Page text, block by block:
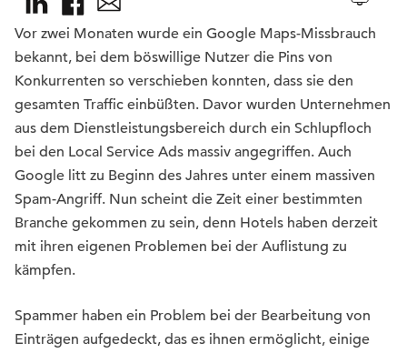
Vor zwei Monaten wurde ein Google Maps-Missbrauch
bekannt, bei dem böswillige Nutzer die Pins von
Konkurrenten so verschieben konnten, dass sie den
gesamten Traffic einbüßten. Davor wurden Unternehmen
aus dem Dienstleistungsbereich durch ein Schlupfloch
bei den Local Service Ads massiv angegriffen. Auch
Google litt zu Beginn des Jahres unter einem massiven
Spam-Angriff. Nun scheint die Zeit einer bestimmten
Branche gekommen zu sein, denn Hotels haben derzeit
mit ihren eigenen Problemen bei der Auflistung zu
kämpfen.
Spammer haben ein Problem bei der Bearbeitung von
Einträgen aufgedeckt, das es ihnen ermöglicht, einige